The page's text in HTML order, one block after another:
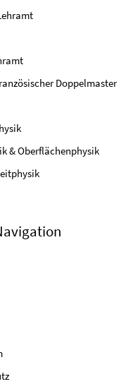
Doppelmaster
& Oberflächenphysik